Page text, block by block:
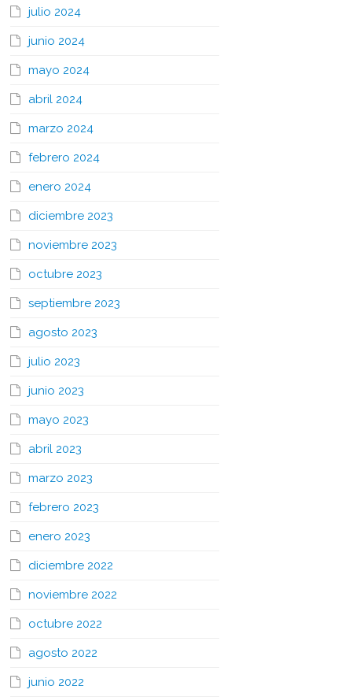
julio 2024
junio 2024
mayo 2024
abril 2024
marzo 2024
febrero 2024
enero 2024
diciembre 2023
noviembre 2023
octubre 2023
septiembre 2023
agosto 2023
julio 2023
junio 2023
mayo 2023
abril 2023
marzo 2023
febrero 2023
enero 2023
diciembre 2022
noviembre 2022
octubre 2022
agosto 2022
junio 2022